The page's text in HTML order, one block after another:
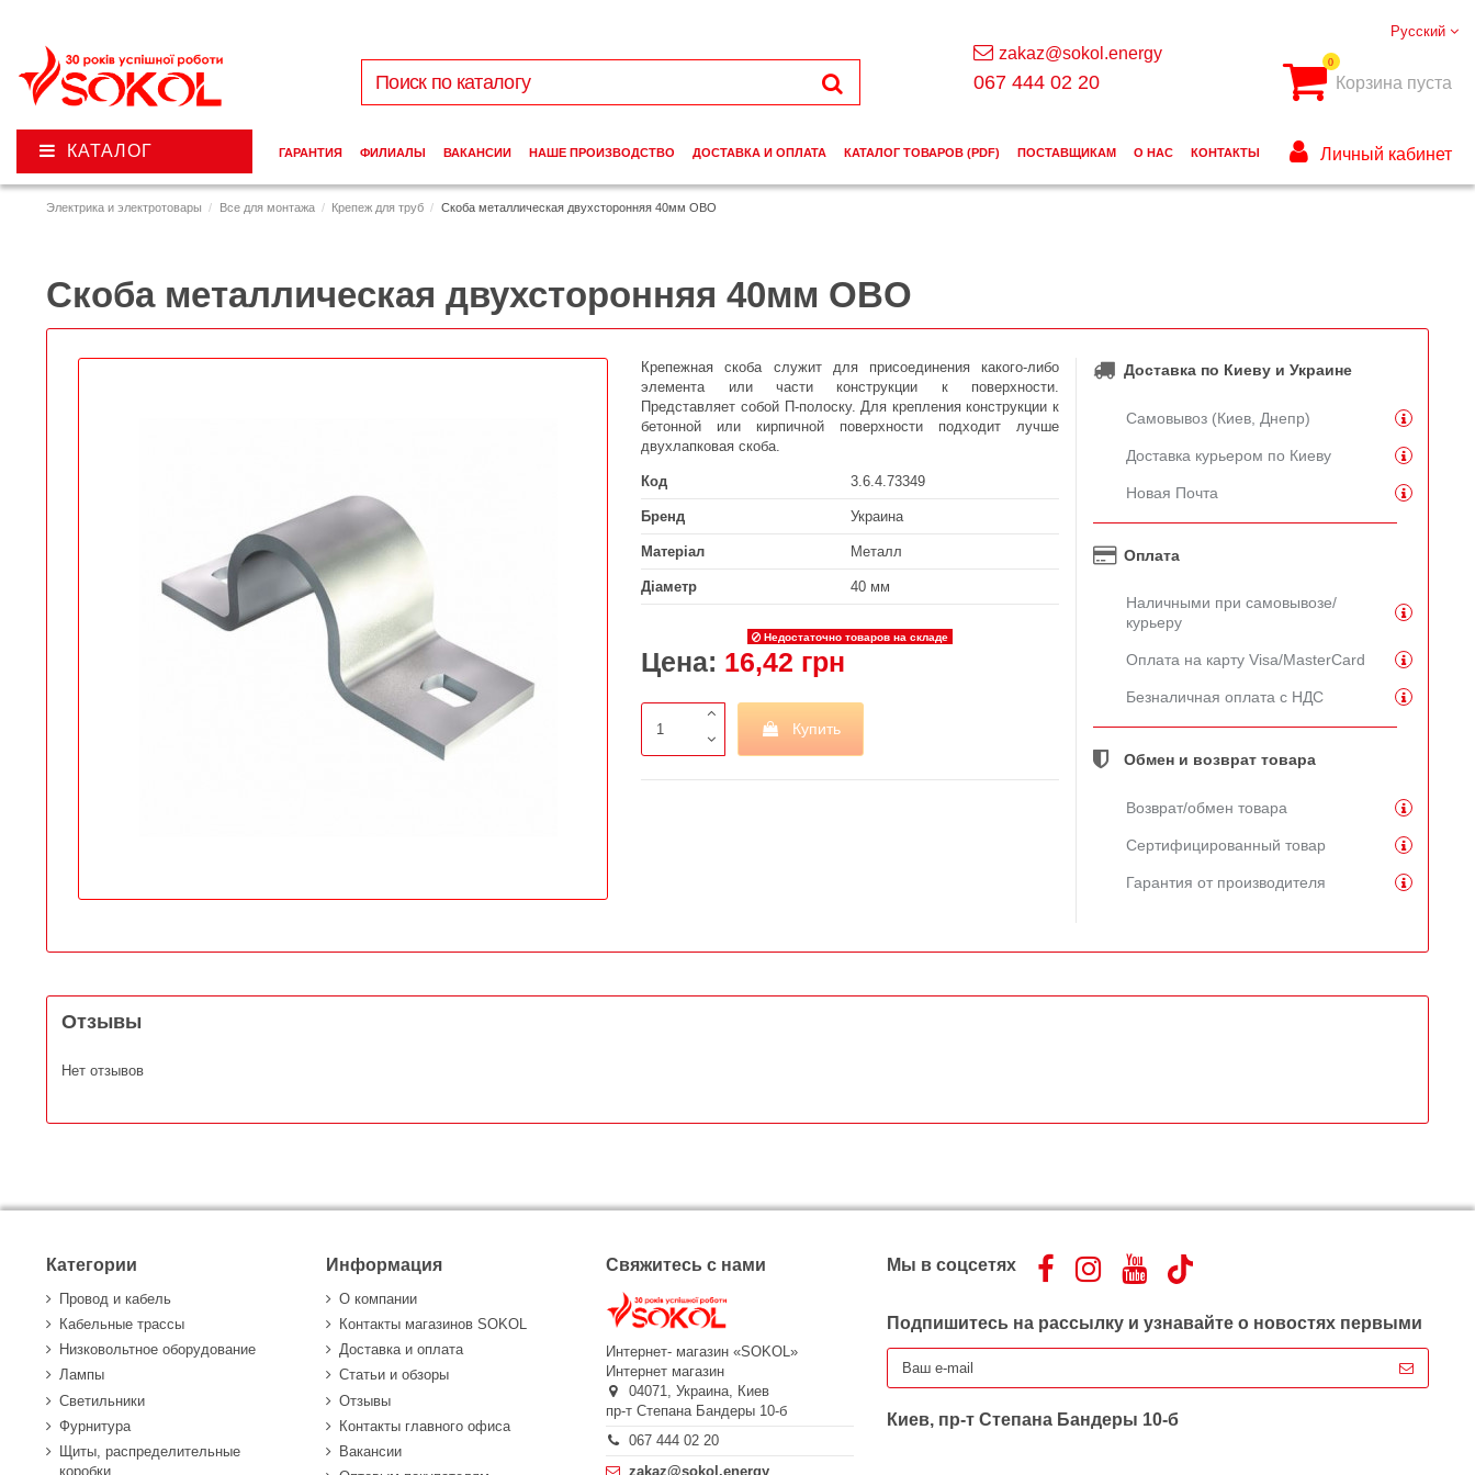
Электрика и электротовары Все для монтажа Крепеж для труб Скоба металлическая двухсторонняя 40мм OBO
Скоба металлическая двухсторонняя 40мм OBO
Крепежная скоба служит для присоединения какого-либо
элемента или части конструкции к поверхности.
Представляет собой П-полоску. Для крепления конструкции к
бетонной или кирпичной поверхности подходит лучше
двухлапковая скоба.
Код 3.6.4.73349
Бренд Украина
Матеріал Металл
Діаметр 40 мм
Недостаточно товаров на складе
Цена: 16,42 грн
Купить
Доставка по Киеву и Украине
Самовывоз (Киев, Днепр)
Доставка курьером по Киеву
Новая Почта
Оплата
Наличными при самовывозе/
курьеру
Оплата на карту Visa/MasterCard
Безналичная оплата с НДС
Обмен и возврат товара
Возврат/обмен товара
Сертифицированный товар
Гарантия от производителя
Отзывы
Нет отзывов
Русский
zakaz@sokol.energy
067 444 02 20
0
Корзина пуста
КАТАЛОГ ГАРАНТИЯ ФИЛИАЛЫ ВАКАНСИИ НАШЕ ПРОИЗВОДСТВО ДОСТАВКА И ОПЛАТА КАТАЛОГ ТОВАРОВ (PDF) ПОСТАВЩИКАМ О НАС КОНТАКТЫ Личный кабинет
Категории
Провод и кабель
Кабельные трассы
Низковольтное оборудование
Лампы
Светильники
Фурнитура
Щиты, распределительные
коробки
Информация
О компании
Контакты магазинов SOKOL
Доставка и оплата
Статьи и обзоры
Отзывы
Контакты главного офиса
Вакансии
Свяжитесь с нами
Интернет- магазин «SOKOL»
Интернет магазин
04071,Украина, Киев
пр-т Степана Бандеры 10-б
067 444 02 20
zakaz@sokol.energy
Мы в соцсетях
Подпишитесь на рассылку и узнавайте о новостях первыми
Киев, пр-т Степана Бандеры 10-б